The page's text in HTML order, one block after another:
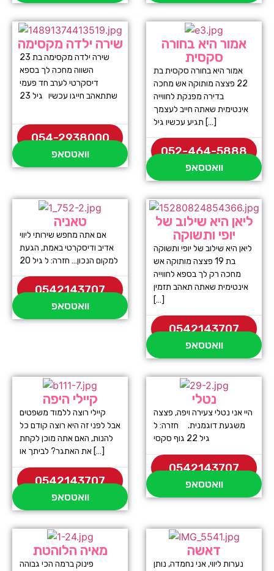
שירה ילדה מקסימה
שירה ילדה מקסימה בת 23
השווה מחכה לך בספא
דיסקרטי לערב חד פעמי
שתתאהב חייגו עכשיו גיל 23
054-2938000
וואטסאפ
אמור היא בחורה
סקסית
אמור היא בחורה סקסית בת
22 פצצה מותוקה אש מחכה
בדירה מפנקת לחווייה
אינטימית שאתה חייב לעצמך
תגיע עכשיו גיל […]
052-464-5888
וואטסאפ
טאניה
אם אתה מחפש שירותי ליווי
אדיב ודיסקרטי באמת, הגעת
למקום הנכון… חזרה: ל גיל 20
0542143707
וואטסאפ
ליאן היא שילוב של
יופי ותשוקה
ליאן היא שילוב של יופי ותשוקה
בת 19 פצצה מותוקה אש
מחכה רק לך בספא לחווייה
אינטימית שאתה תאהב תזמין
[…]
0542143707
וואטסאפ
קיילי היפה
קיילי רוצה ללמוד משפטים
אבל לפני זה היא רוצה קודם כל
להנות, האם אתה מוכן לקחת
את האתגר? לביתך או […]
0542143707
וואטסאפ
נטלי
היי אני נטלי צעירה ויפה, פצצה
משגעת דוגמנית. חזרה: ל
גיל 22 גוף סקסי
0542143707
וואטסאפ
מאיה הלוהטת
פינוק ברמה הכי גבוהה
דאשה
נערות ליווי, אני נחמדה, נותן